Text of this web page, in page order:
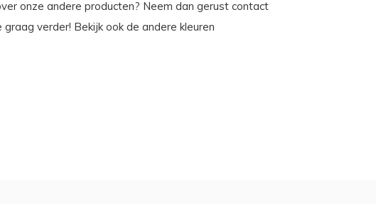
onze andere producten? Neem dan gerust contact
verder! Bekijk ook de andere kleuren